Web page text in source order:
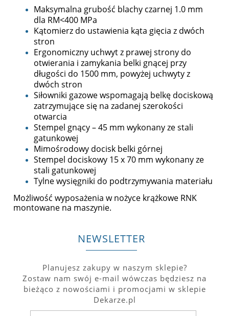
Maksymalna grubość blachy czarnej 1.0 mm
dla RM<400 MPa
Kątomierz do ustawienia kąta gięcia z dwóch
stron
Ergonomiczny uchwyt z prawej strony do
otwierania i zamykania belki gnącej przy
długości do 1500 mm, powyżej uchwyty z
dwóch stron
Siłowniki gazowe wspomagają belkę dociskową
zatrzymujące się na zadanej szerokości
otwarcia
Stempel gnący – 45 mm wykonany ze stali
gatunkowej
Mimośrodowy docisk belki górnej
Stempel dociskowy 15 x 70 mm wykonany ze
stali gatunkowej
Tylne wysięgniki do podtrzymywania materiału
Możliwość wyposażenia w nożyce krążkowe RNK
montowane na maszynie.
NEWSLETTER
Planujesz zakupy w naszym sklepie?
Zostaw nam swój e-mail wówczas będziesz na
bieżąco z nowościami i promocjami w sklepie
Dekarze.pl